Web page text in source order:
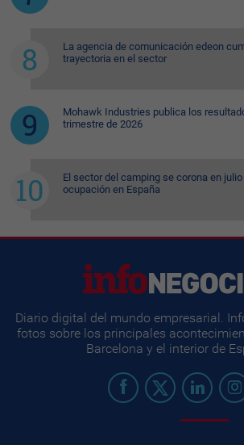
La agencia de comunicación edeon
trayectoria en el sector
Mohawk Industries publica los
trimestre de 2026
El sector del camping se corona en
ocupación en España
Diario digital del mundo empresarial.
fotos sobre los principales
Barcelona y el interior de